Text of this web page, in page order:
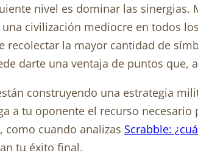
nivel es dominar las
civilización mediocre en todos
la mayor cantidad de
darte una ventaja de puntos que,
construyendo una estrategia
a tu oponente el recurso
como cuando analizas Scrabble:
tu éxito final.